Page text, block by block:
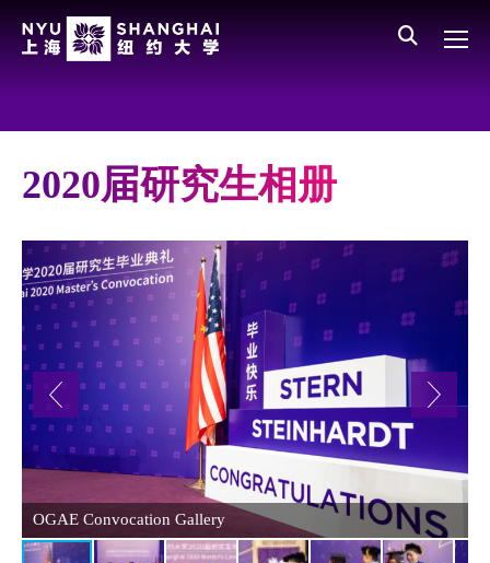
All NYU
学校领导
师资队伍
新闻与媒体报道
人物
聚焦
媒体视点
相册
2020届研究生相册
OGAE Convocation Gallery